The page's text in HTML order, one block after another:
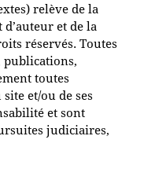
relève de la
et de la
réservés. Toutes
publications,
toutes
et/ou de ses
et sont
judiciaires,